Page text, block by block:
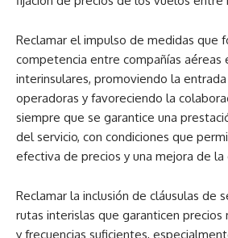
Reclamar el impulso de medidas que
competencia entre compañías aéreas
interinsulares, promoviendo la
operadoras y favoreciendo la
siempre que se garantice una
del servicio, con condiciones que
efectiva de precios y una mejora de la
Reclamar la inclusión de cláusulas de
rutas interislas que garanticen precios
y frecuencias suficientes,